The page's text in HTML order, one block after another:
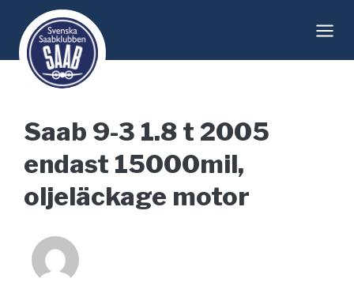
content
Saab 9-3 1.8 t 2005
endast 15000mil,
oljeläckage motor